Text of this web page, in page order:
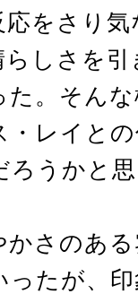
をさり
しさを
。そん
レイと
ろうかと
さのあ
ったが、